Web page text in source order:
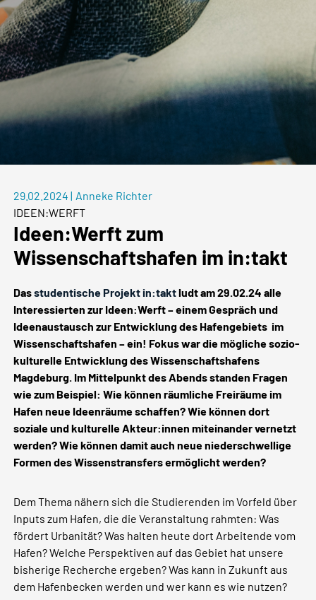
29.02.2024 | Anneke Richter
IDEEN:WERFT
Ideen:Werft zum
Wissenschaftshafen im in:takt
Dasstudentische Projekt in:taktludt am 29.02.24 alle
Interessierten zur Ideen:Werft – einem Gespräch und
Ideenaustausch zur Entwicklung des Hafengebiets im
Wissenschaftshafen – ein! Fokus war die mögliche sozio-
kulturelle Entwicklung des Wissenschaftshafens
Magdeburg. Im Mittelpunkt des Abends standen Fragen
wie zum Beispiel: Wie können räumliche Freiräume im
Hafen neue Ideenräume schaffen? Wie können dort
soziale und kulturelle Akteur:innen miteinander vernetzt
werden? Wie können damit auch neue niederschwellige
Formen des Wissenstransfers ermöglicht werden?
Dem Thema nähern sich die Studierenden im Vorfeld über
Inputs zum Hafen, die die Veranstaltung rahmten: Was
fördert Urbanität? Was halten heute dort Arbeitende vom
Hafen? Welche Perspektiven auf das Gebiet hat unsere
bisherige Recherche ergeben? Was kann in Zukunft aus
dem Hafenbecken werden und wer kann es wie nutzen?